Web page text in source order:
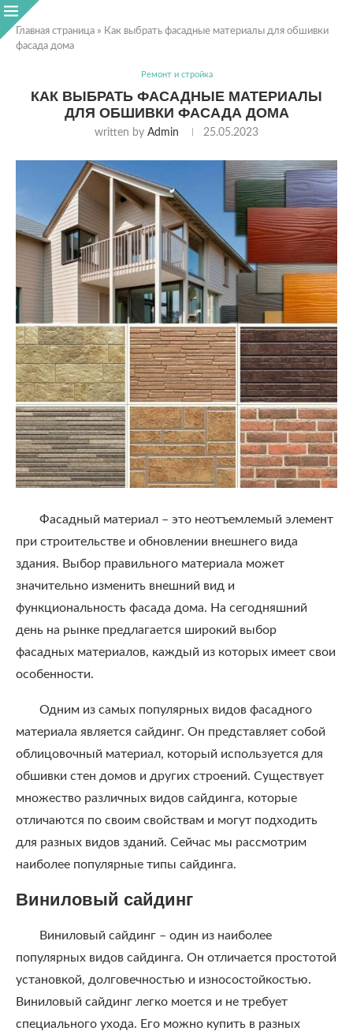
Главная страница » Как выбрать фасадные материалы для обшивки
фасада дома
Ремонт и стройка
КАК ВЫБРАТЬ ФАСАДНЫЕ МАТЕРИАЛЫ
ДЛЯ ОБШИВКИ ФАСАДА ДОМА
written by Admin 25.05.2023
Фасадный материал – это неотъемлемый элемент
при строительстве и обновлении внешнего вида
здания. Выбор правильного материала может
значительно изменить внешний вид и
функциональность фасада дома. На сегодняшний
день на рынке предлагается широкий выбор
фасадных материалов, каждый из которых имеет свои
особенности.
Одним из самых популярных видов фасадного
материала является сайдинг. Он представляет собой
облицовочный материал, который используется для
обшивки стен домов и других строений. Существует
множество различных видов сайдинга, которые
отличаются по своим свойствам и могут подходить
для разных видов зданий. Сейчас мы рассмотрим
наиболее популярные типы сайдинга.
Виниловый сайдинг
Виниловый сайдинг – один из наиболее
популярных видов сайдинга. Он отличается простотой
установкой, долговечностью и износостойкостью.
Виниловый сайдинг легко моется и не требует
специального ухода. Его можно купить в разных